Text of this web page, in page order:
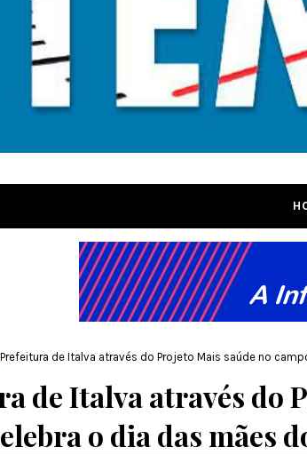
Prefeitura de Italva através do Projeto Mais saúde no
de Italva através do
o dia das mães